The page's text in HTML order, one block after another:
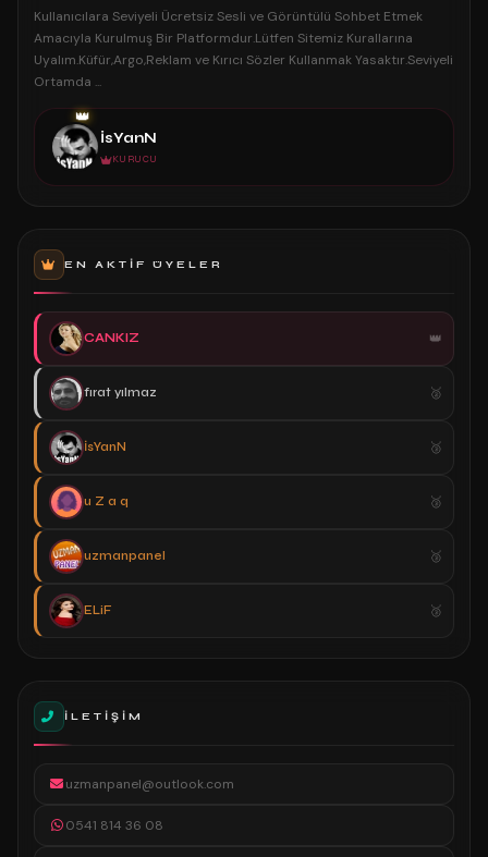
Kullanıcılara Seviyeli Ücretsiz Sesli ve Görüntülü Sohbet Etmek
Amacıyla Kurulmuş Bir Platformdur.Lütfen Sitemiz Kurallarına
Uyalım.Küfür,Argo,Reklam ve Kırıcı Sözler Kullanmak Yasaktır.Seviyeli
Ortamda ...
👑
İsYanN
KURUCU
EN AKTIF ÜYELER
CANKIZ
fırat yılmaz
İsYanN
u Z a q
uzmanpanel
ELiF
İLETIŞIM
uzmanpanel@outlook.com
0541 814 36 08